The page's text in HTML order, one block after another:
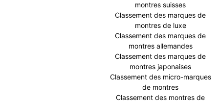
montres suisses
Classement des marques de
montres de luxe
Classement des marques de
montres allemandes
Classement des marques de
montres japonaises
Classement des micro-marques
de montres
Classement des montres de